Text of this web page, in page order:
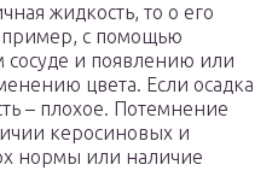
жидкость, то о его
с помощью
сосуде и появлению или
цвета. Если осадка
– плохое. Потемнение
керосиновых и
нормы или наличие